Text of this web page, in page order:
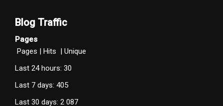
Blog Traffic
Pages
Pages | Hits | Unique
Last 24 hours: 30
Last 7 days: 405
Last 30 days: 2 087